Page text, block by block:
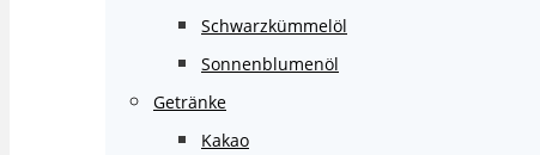
Schwarzkümmelöl
Sonnenblumenöl
Getränke
Kakao